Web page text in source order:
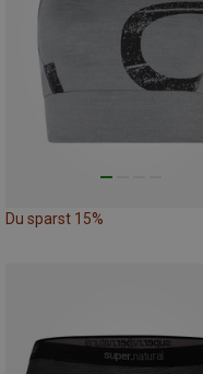
Du sparst 15%